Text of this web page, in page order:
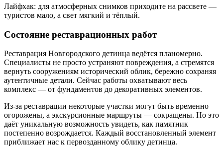
Лайфхак: для атмосферных снимков приходите на рассвете —
туристов мало, а свет мягкий и тёплый.
Состояние реставрационных работ
Реставрация Новгородского детинца ведётся планомерно.
Специалисты не просто устраняют повреждения, а стремятся
вернуть сооружениям исторический облик, бережно сохраняя
аутентичные детали. Сейчас работы охватывают весь
комплекс — от фундаментов до декоративных элементов.
Из‑за реставрации некоторые участки могут быть временно
огорожены, а экскурсионные маршруты — сокращены. Но это
даёт уникальную возможность увидеть, как памятник
постепенно возрождается. Каждый восстановленный элемент
приближает нас к первозданному облику детинца.